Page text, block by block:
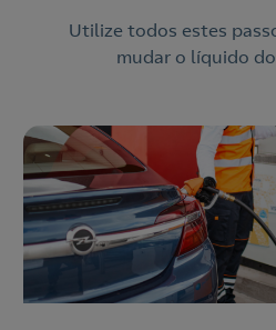
Utilize todos estes
mudar o líquido